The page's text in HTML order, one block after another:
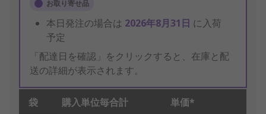
お取り寄せ品
本日発注の場合は 2026年8月31日 に入荷
予定
「配達日を確認」をクリックすると、在庫と配
送の詳細が表示されます。
袋 購入単位毎合計 単価*